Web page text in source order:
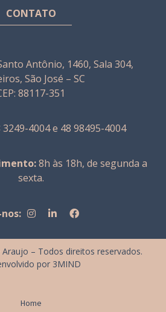
CONTATO
Antônio, 1460, Sala 304,
São José – SC
88117-351
3249-4004 e 48 98495-4004
8h às 18h, de segunda a
sexta.
– Todos direitos reservados.
por 3MIND
Home